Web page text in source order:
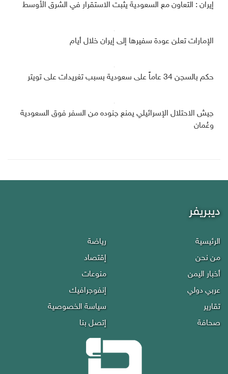
إيران : التعاون مع السعودية يثبت الاستقرار في الشرق الأوسط
الإمارات تعلن عودة سفيرها إلى إيران خلال أيام
حكم بالسجن 34 عاماً على سعودية بسبب تغريدات على تويتر
جيش الاحتلال الإسرائيلي يمنع جنوده من السفر فوق السعودية
وعُمان
ديبريفر
الرئيسية
من نحن
أخبار اليمن
عربي دولي
تقارير
صحافة
رياضة
إقتصاد
منوعات
إنفوجرافيك
سياسة الخصوصية
إتصل بنا